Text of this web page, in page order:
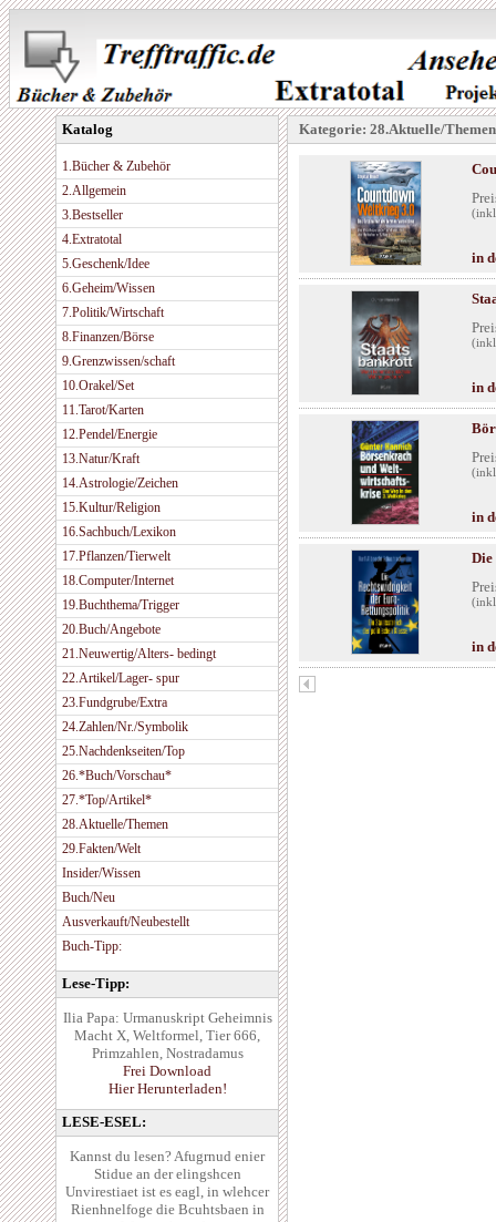
Katalog
1.Bücher & Zubehör
2.Allgemein
3.Bestseller
4.Extratotal
5.Geschenk/Idee
6.Geheim/Wissen
7.Politik/Wirtschaft
8.Finanzen/Börse
9.Grenzwissen/schaft
10.Orakel/Set
11.Tarot/Karten
12.Pendel/Energie
13.Natur/Kraft
14.Astrologie/Zeichen
15.Kultur/Religion
16.Sachbuch/Lexikon
17.Pflanzen/Tierwelt
18.Computer/Internet
19.Buchthema/Trigger
20.Buch/Angebote
21.Neuwertig/Alters- bedingt
22.Artikel/Lager- spur
23.Fundgrube/Extra
24.Zahlen/Nr./Symbolik
25.Nachdenkseiten/Top
26.*Buch/Vorschau*
27.*Top/Artikel*
28.Aktuelle/Themen
29.Fakten/Welt
Insider/Wissen
Buch/Neu
Ausverkauft/Neubestellt
Buch-Tipp:
Lese-Tipp:
Ilia Papa: Urmanuskript Geheimnis
Macht X, Weltformel, Tier 666,
Primzahlen, Nostradamus
Frei Download
Hier Herunterladen!
LESE-ESEL:
Kannst du lesen? Afugrnud enier
Stidue an der elingshcen
Unvirestiaet ist es eagl, in wlehcer
Rienhnelfoge die Bcuhtsbaen in
Kategorie: 28.Aktuelle/Themen
in
in
in
Die
in